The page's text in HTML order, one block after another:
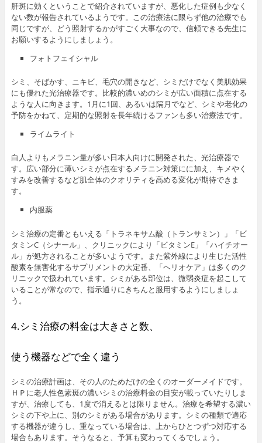
肝斑に効くということで紹介されていますが、悪化した症例も少なく
ない数が報告されているようです。この治療法に限らず他の治療でも
同じですが、どう照射するかがすごく大事なので、信頼できる先生に
お願いするようにしましょう。
フォトフェイシャル
シミ、そばかす、ニキビ、毛穴の開きなど、シミだけでなく美肌効果
にも優れた光治療器です。比較的濃いめのシミが広い面積に点在する
ような人に向きます。1月に1回、あるいは隔月でなど、シミや老化の
予防をかねて、定期的な照射を長年続けるファンも多い治療法です。
ライムライト
白人よりもメラニン量が多い日本人向けに開発された、光治療器で
す。広い部分に薄いシミが点在するメラニン対策にに加え、キメやく
すみを改善するなど肌全体のクオリティを高める変化が期待できま
す。
内服薬
シミ治療の定番ともいえる「トラネキサム酸（トランサミン）」「ビ
タミンC（シナール」、クリニックにより「ビタミンE」「ハイチオー
ル」が処方されることが多いようです。また紫外線により生じた活性
酸素を無害化するサプリメントの大定番、「ヘリオケア」は多くのク
リニックで扱われています。シミがある部位は、微弱炎症を起こして
いることが常なので、指示通りにきちんと服用するようにしましょ
う。
4.シミ治療の料金は大きさと数、
使う機器などで全く違う
シミの治療計画は、その人のためだけの全くのオーダーメイドです。
ＨＰに老人性色素斑の濃いシミの治療料金の目安が載っていたりしま
すが、治療しても、1度で消えるとは限りません。治療を希望する濃い
シミの下や上に、別のシミがある場合があります。シミの種類で適応
する機器が違うし、重なっている場合は、上からひとつずつ対応する
場合もあります。そうなると、予算も変わってくるでしょう。